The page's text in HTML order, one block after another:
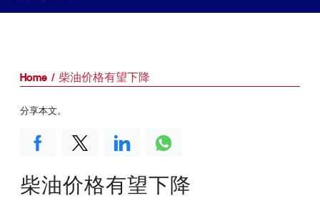
Home 柴油价格有望下降
柴油价格有望下降
分享本文。